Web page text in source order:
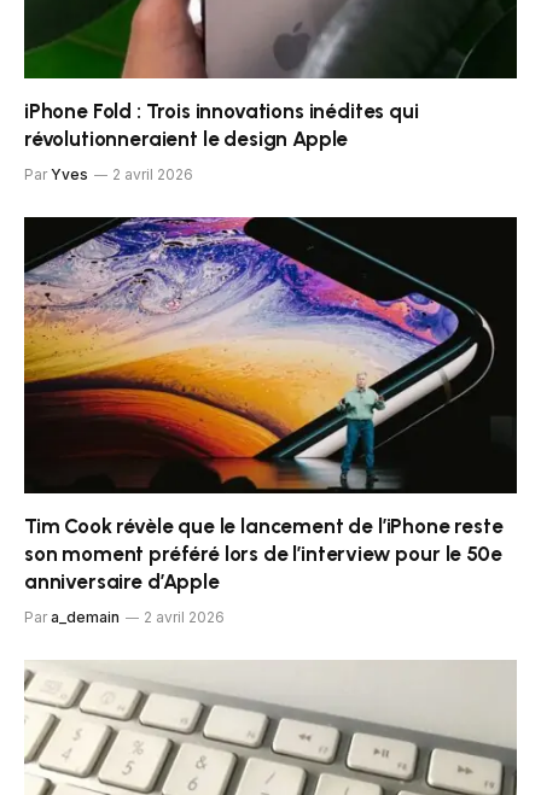
iPhone Fold : Trois innovations inédites qui
révolutionneraient le design Apple
Par Yves 2 avril 2026
Tim Cook révèle que le lancement de l’iPhone reste
son moment préféré lors de l’interview pour le 50e
anniversaire d’Apple
Par a_demain 2 avril 2026